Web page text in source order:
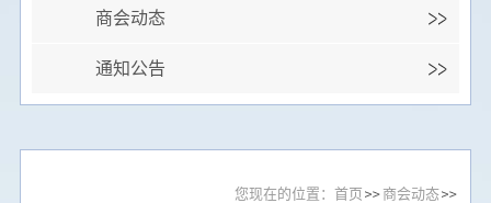
商会动态
通知公告
您现在的位置：首页 商会动态